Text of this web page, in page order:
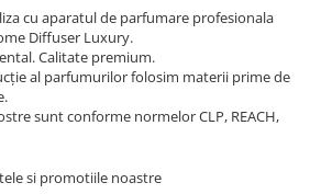
cu aparatul de parfumare profesionala
Diffuser Luxury.
Calitate premium.
al parfumurilor folosim materii prime de
sunt conforme normelor CLP, REACH,
si promotiile noastre